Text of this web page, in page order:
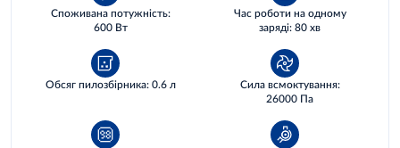
Споживана потужність:
600 Вт
Час роботи на одному
заряді: 80 хв
Обсяг пилозбірника: 0.6 л
Сила всмоктування:
26000 Па